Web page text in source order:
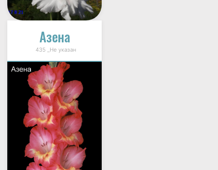
Азена
435 _Не указан